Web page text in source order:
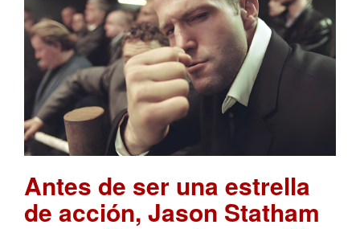
Antes de ser una estrella
de acción, Jason Statham